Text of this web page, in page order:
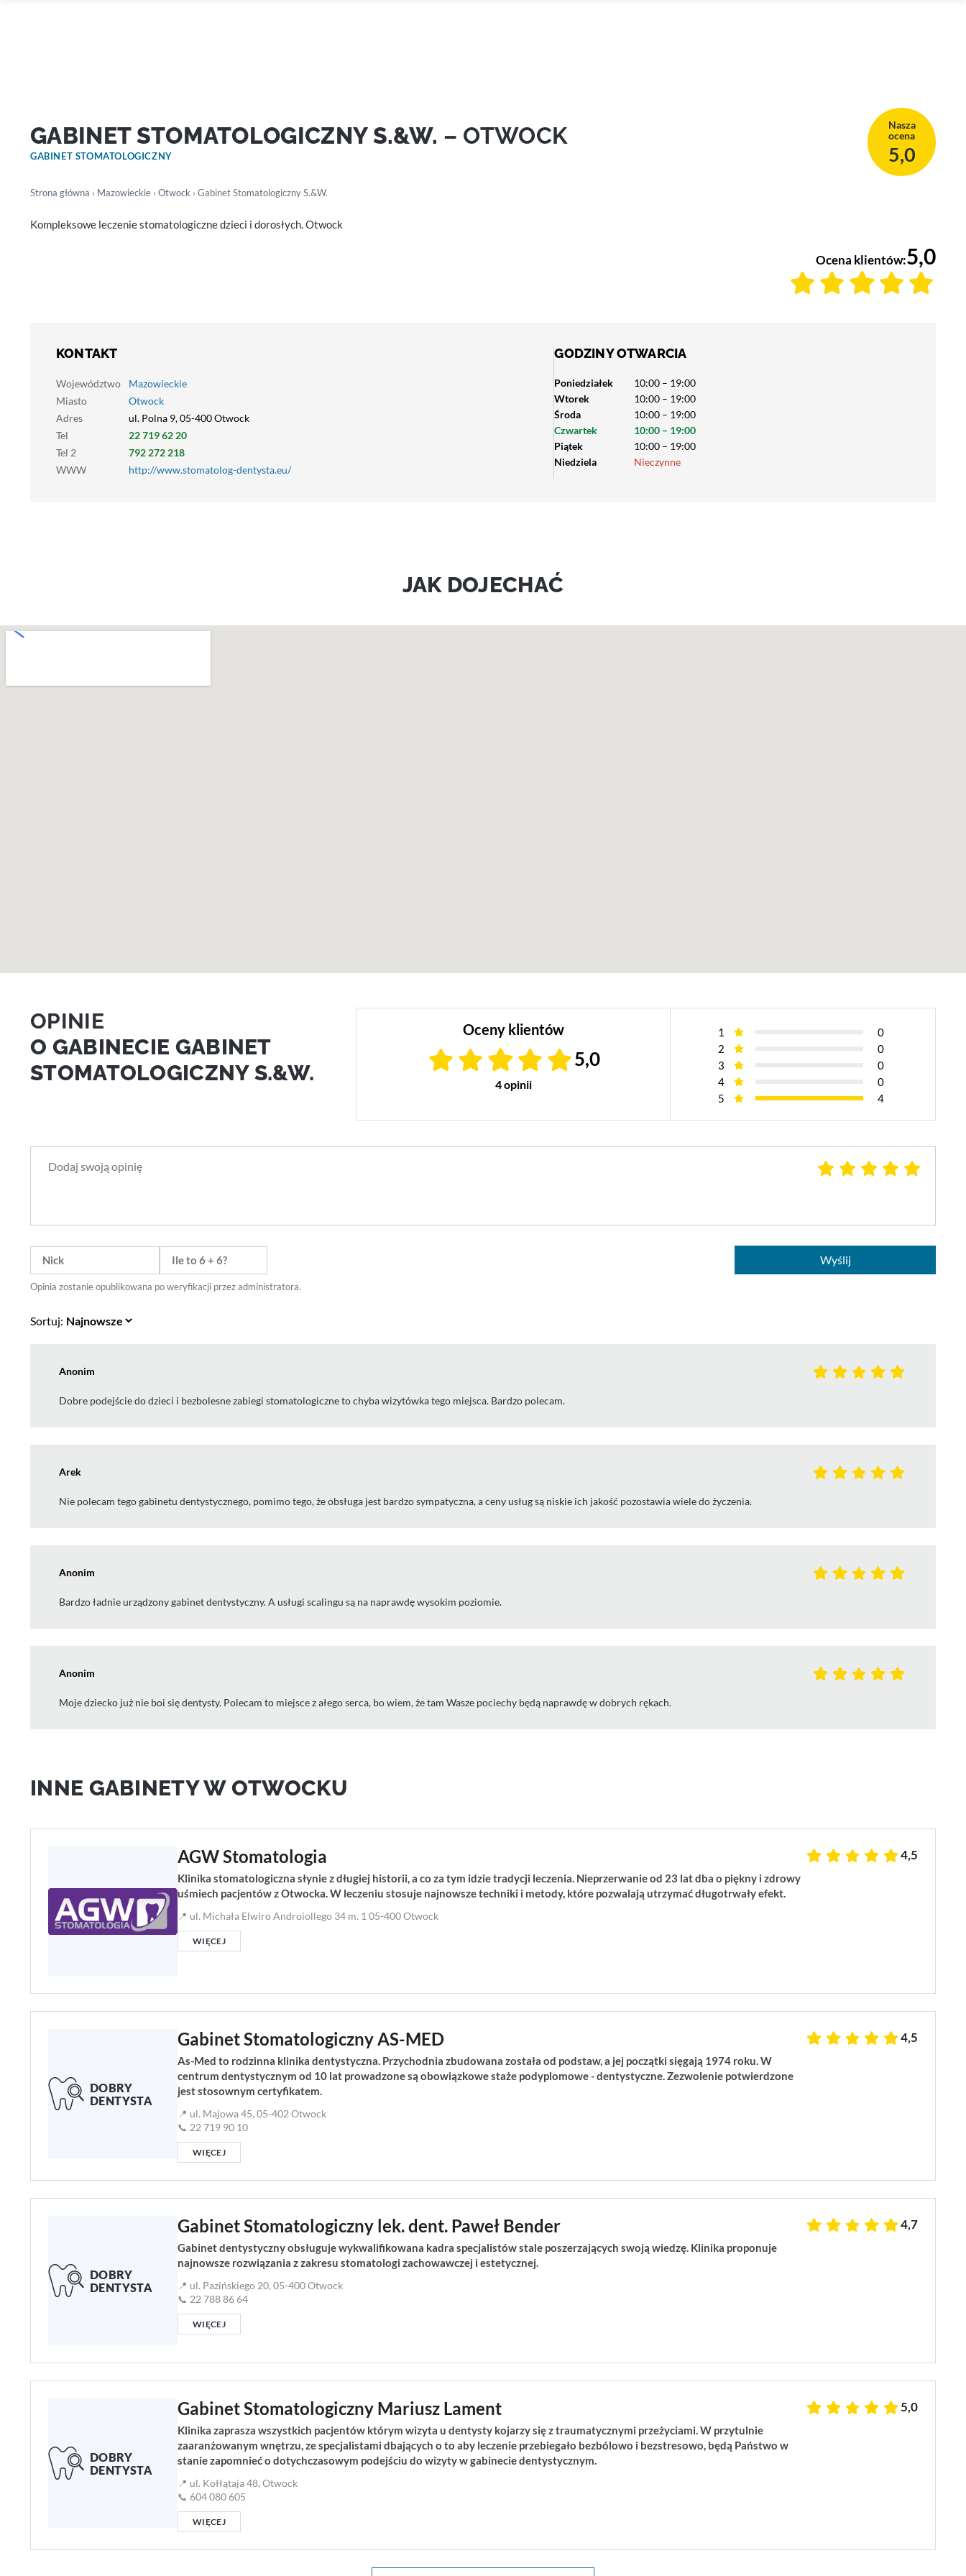
GABINET STOMATOLOGICZNY S.&W. – OTWOCK
GABINET STOMATOLOGICZNY
Nasza
ocena
5,0
Strona główna › Mazowieckie › Otwock › Gabinet Stomatologiczny S.&W.
Kompleksowe leczenie stomatologiczne dzieci i dorosłych. Otwock
Ocena klientów:5,0
KONTAKT
Województwo
Mazowieckie
Miasto
Otwock
Adres
ul. Polna 9, 05-400 Otwock
Tel
22 719 62 20
Tel 2
792 272 218
WWW
http://www.stomatolog-dentysta.eu/
GODZINY OTWARCIA
Poniedziałek
10:00 – 19:00
Wtorek
10:00 – 19:00
Środa
10:00 – 19:00
Czwartek
10:00 – 19:00
Piątek
10:00 – 19:00
Niedziela
Nieczynne
JAK DOJECHAĆ
OPINIE
O GABINECIE GABINET
STOMATOLOGICZNY S.&W.
Oceny klientów
5,0
4 opinii
1
0
2
0
3
0
4
0
5
4
Wyślij
Opinia zostanie opublikowana po weryfikacji przez administratora.
Sortuj:
Anonim
Dobre podejście do dzieci i bezbolesne zabiegi stomatologiczne to chyba wizytówka tego miejsca. Bardzo polecam.
Arek
Nie polecam tego gabinetu dentystycznego, pomimo tego, że obsługa jest bardzo sympatyczna, a ceny usług są niskie ich jakość pozostawia wiele do życzenia.
Anonim
Bardzo ładnie urządzony gabinet dentystyczny. A usługi scalingu są na naprawdę wysokim poziomie.
Anonim
Moje dziecko już nie boi się dentysty. Polecam to miejsce z ałego serca, bo wiem, że tam Wasze pociechy będą naprawdę w dobrych rękach.
INNE GABINETY W OTWOCKU
AGW Stomatologia
Klinika stomatologiczna słynie z długiej historii, a co za tym idzie tradycji leczenia. Nieprzerwanie od 23 lat dba o piękny i zdrowy
uśmiech pacjentów z Otwocka. W leczeniu stosuje najnowsze techniki i metody, które pozwalają utrzymać długotrwały efekt.
4,5
📍 ul. Michała Elwiro Androiollego 34 m. 1 05-400 Otwock
WIĘCEJ
Gabinet Stomatologiczny AS-MED
As-Med to rodzinna klinika dentystyczna. Przychodnia zbudowana została od podstaw, a jej początki sięgają 1974 roku. W
centrum dentystycznym od 10 lat prowadzone są obowiązkowe staże podyplomowe - dentystyczne. Zezwolenie potwierdzone
jest stosownym certyfikatem.
4,5
📍 ul. Majowa 45, 05-402 Otwock
📞 22 719 90 10
WIĘCEJ
Gabinet Stomatologiczny lek. dent. Paweł Bender
Gabinet dentystyczny obsługuje wykwalifikowana kadra specjalistów stale poszerzających swoją wiedzę. Klinika proponuje
najnowsze rozwiązania z zakresu stomatologi zachowawczej i estetycznej.
4,7
📍 ul. Pazińskiego 20, 05-400 Otwock
📞 22 788 86 64
WIĘCEJ
Gabinet Stomatologiczny Mariusz Lament
Klinika zaprasza wszystkich pacjentów którym wizyta u dentysty kojarzy się z traumatycznymi przeżyciami. W przytulnie
zaaranżowanym wnętrzu, ze specjalistami dbających o to aby leczenie przebiegało bezbólowo i bezstresowo, będą Państwo w
stanie zapomnieć o dotychczasowym podejściu do wizyty w gabinecie dentystycznym.
5,0
📍 ul. Kołłątaja 48, Otwock
📞 604 080 605
WIĘCEJ